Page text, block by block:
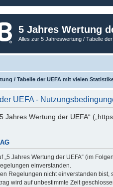
5 Jahres Wertung
Alles zur 5 Jahreswertung / Tabelle
/ Tabelle der UEFA mit vielen
UEFA -
Jahres Wertung der UEFA“
„5 Jahres Wertung der UEFA“ (im
einverstanden.
Regelungen nicht einverstanden
wird auf unbestimmte Zeit